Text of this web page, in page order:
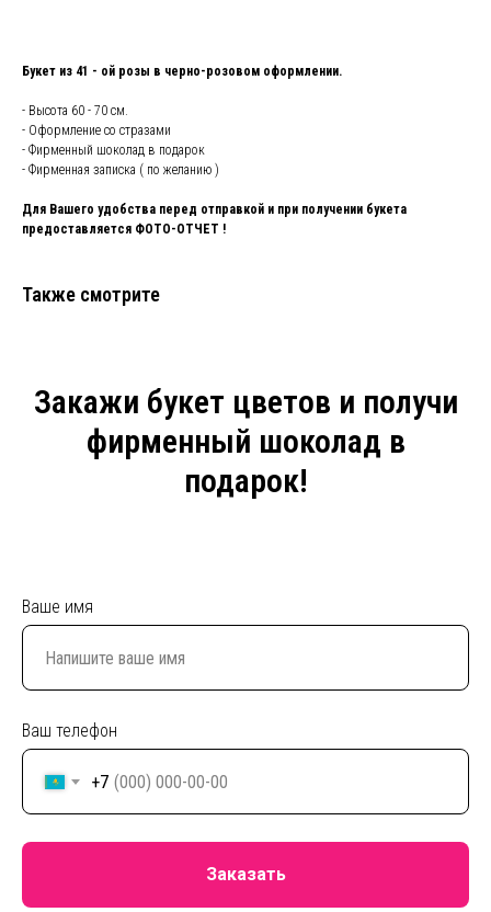
Букет из 41 - ой розы в черно-розовом оформлении.
- Высота 60 - 70 см.
- Оформление со стразами
- Фирменный шоколад в подарок
- Фирменная записка ( по желанию )
Для Вашего удобства перед отправкой и при получении букета
предоставляется ФОТО-ОТЧЕТ !
Также смотрите
Закажи букет цветов и получи
фирменный шоколад в
подарок!
Ваше имя
Ваш телефон
+7
Заказать